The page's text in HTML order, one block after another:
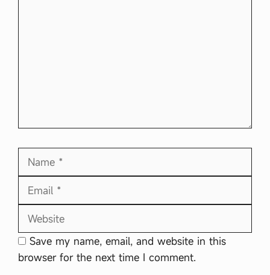
Name
Email
Website
Save my name, email, and website in this
browser for the next time I comment.